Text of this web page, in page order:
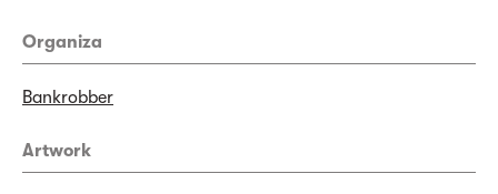
Organiza
Bankrobber
Artwork